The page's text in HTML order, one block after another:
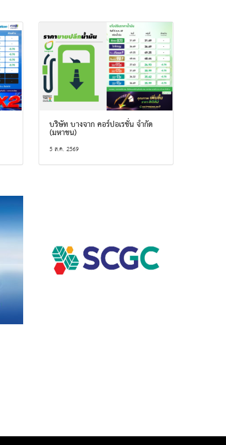
บริษัท บางจาก คอร์ปอเรชั่น จำกัด
(มหาชน)
5 ส.ค. 2569